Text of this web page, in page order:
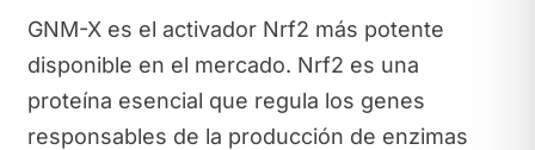
GNM-X es el activador Nrf2 más potente
disponible en el mercado. Nrf2 es una
proteína esencial que regula los genes
responsables de la producción de enzimas